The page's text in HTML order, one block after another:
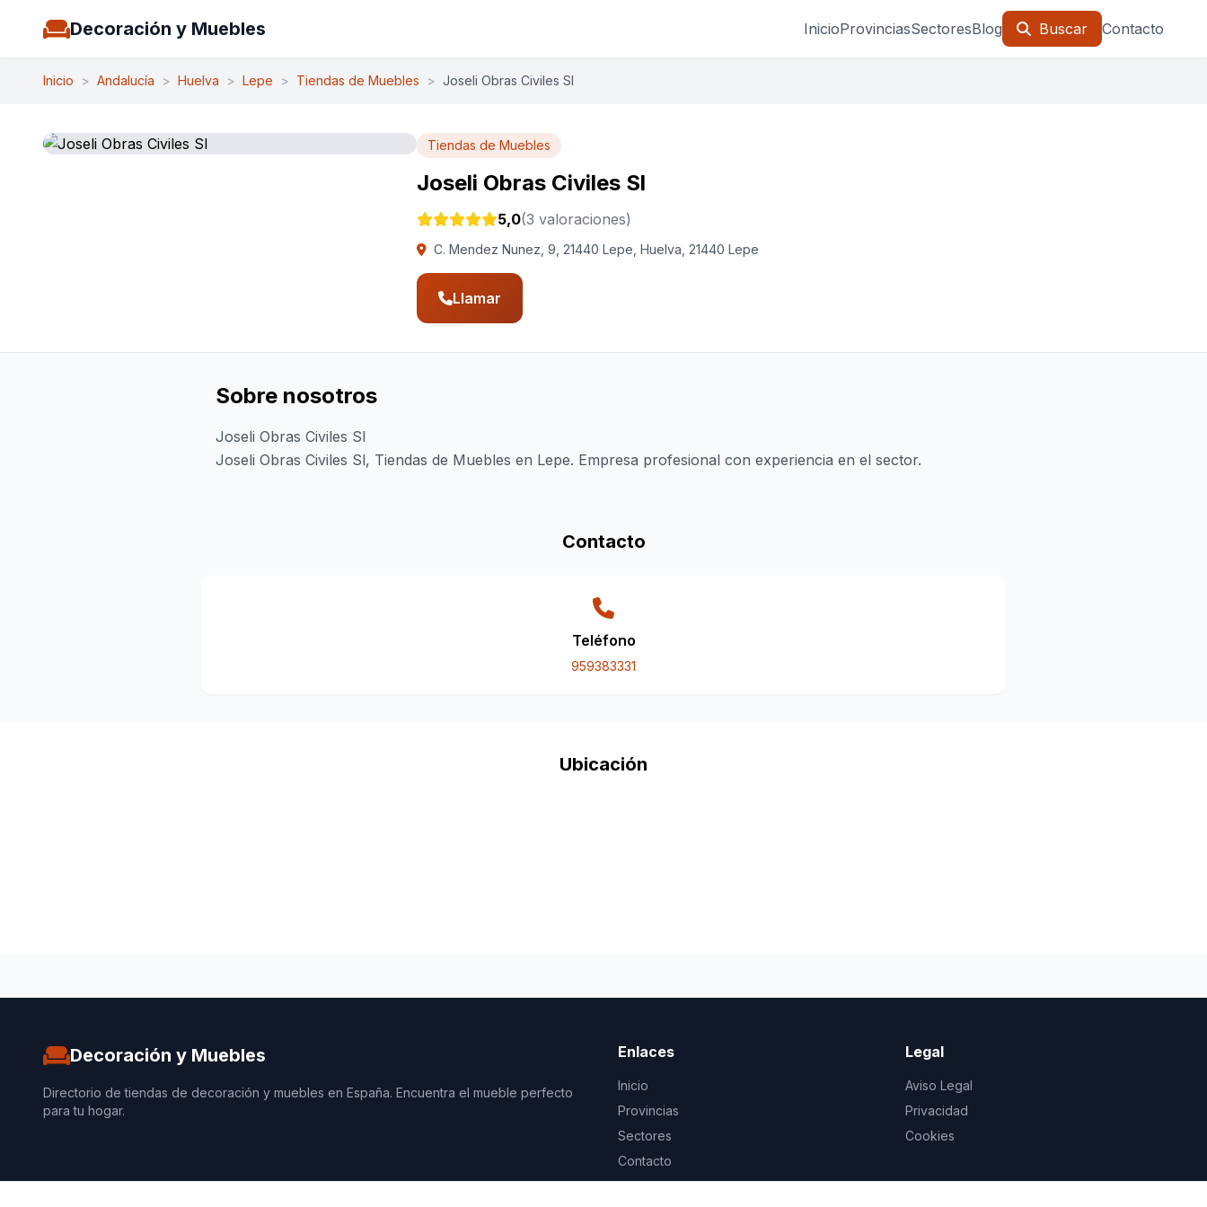
Decoración y Muebles InicioProvinciasSectoresBlog Buscar Contacto
Inicio > Andalucía > Huelva > Lepe > Tiendas de Muebles > Joseli Obras Civiles Sl
Tiendas de Muebles
Joseli Obras Civiles Sl
5,0(3 valoraciones)
C. Mendez Nunez, 9, 21440 Lepe, Huelva, 21440 Lepe
Llamar
Sobre nosotros
Joseli Obras Civiles Sl
Joseli Obras Civiles Sl, Tiendas de Muebles en Lepe. Empresa profesional con experiencia en el sector.
Contacto
Teléfono
959383331
Ubicación
Decoración y Muebles
Directorio de tiendas de decoración y muebles en España. Encuentra el mueble perfecto
para tu hogar.
Enlaces
Inicio
Provincias
Sectores
Contacto
Legal
Aviso Legal
Privacidad
Cookies